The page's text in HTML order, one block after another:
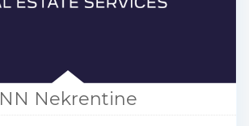
NN Nekrentine